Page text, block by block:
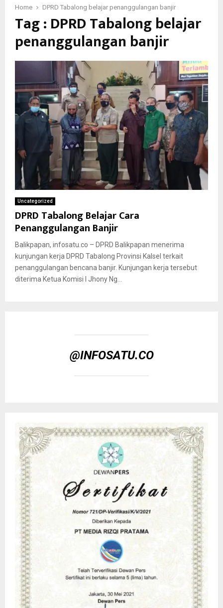
Home DPRD Tabalong belajar penanggulangan banjir
Tag : DPRD Tabalong belajar
penanggulangan banjir
Uncategorized
DPRD Tabalong Belajar Cara
Penanggulangan Banjir
Balikpapan, infosatu.co – DPRD Balikpapan menerima
kunjungan kerja DPRD Tabalong Provinsi Kalsel terkait
penanggulangan bencana banjir. Kunjungan kerja tersebut
diterima Ketua Komisi I Jhony Ng...
@INFOSATU.CO